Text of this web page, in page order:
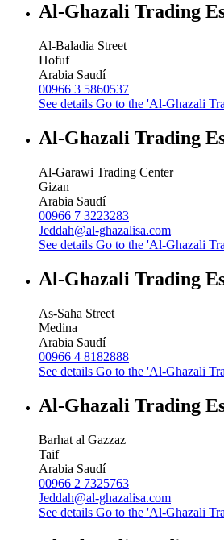
Al-Ghazali Trading
Al-Baladia Street
Hofuf
Arabia Saudí
00966 3 5860537
See details Go to the 'Al-Ghazali
Al-Ghazali Trading
Al-Garawi Trading Center
Gizan
Arabia Saudí
00966 7 3223283
Jeddah@al-ghazalisa.com
See details Go to the 'Al-Ghazali
Al-Ghazali Trading
As-Saha Street
Medina
Arabia Saudí
00966 4 8182888
See details Go to the 'Al-Ghazali
Al-Ghazali Trading
Barhat al Gazzaz
Taif
Arabia Saudí
00966 2 7325763
Jeddah@al-ghazalisa.com
See details Go to the 'Al-Ghazali